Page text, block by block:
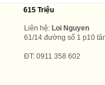
615 Triệu
Liên hệ: Loi Nguyen
61/14 đường số 1 p10
ĐT: 0911 358 602